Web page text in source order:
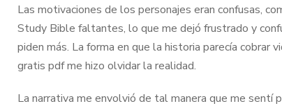
Las motivaciones de los personajes eran confusas,
Study Bible faltantes, lo que me dejó frustrado y
piden más. La forma en que la historia parecía cobrar
gratis pdf me hizo olvidar la realidad.
La narrativa me envolvió de tal manera que me